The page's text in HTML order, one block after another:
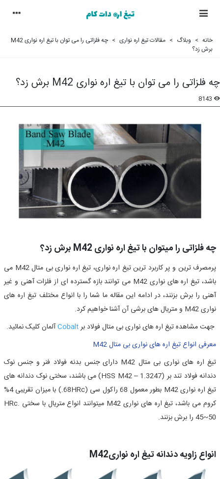
خانه > وبلاگ > مقالات تیغ اره نواری >
چه فلزاتی را می توان با تیغ اره نواری M42
برش زد؟
چه فلزاتی را می توان با تیغ اره نواری M42 برش زد؟
8143
چه فلزاتی را میتوان با تیغ اره نواری M42 برش زد؟
پرمصرف ترین و پر کاربرد ترین تیغ اره نواری، تیغ اره نواری بی متال
M42 می
باشد، تیغ اره های نواری M42
می توانند بازه گسترده ای از فلزات آهنی و غیر
آهنی را برش بزنند، در ادامه این مقاله ما شما را با انواع مختلف تیغ اره های
نواری M42 و متریال های برشی آن آشنا خواهیم کرد.
جهت مشاهده تیغ اره های نواری بی متال فولاد برCobaltآلمان کلیک نمائید.
معرفی انواع تیغ اره های نواری بی متال M42
تیغ اره های نواری بی متال M42
دارای جنس بدنه فولاد فنر و جنس نوک
دندانه فولاد تند بر(HSS M42 – 1.3247)
می باشند، سختی نوک دندانه های
تیغ اره نواریM42 بطور معمول 68 راکول سی (68HRc.) با میزان تقریبی4%
کروم می باشد، تیغ اره های نواری M42 میتوانند انواع متریال با سختی HRc.
45~50 را برش بزنند.
انواع زاویه دندانه تیغ اره نواریM42